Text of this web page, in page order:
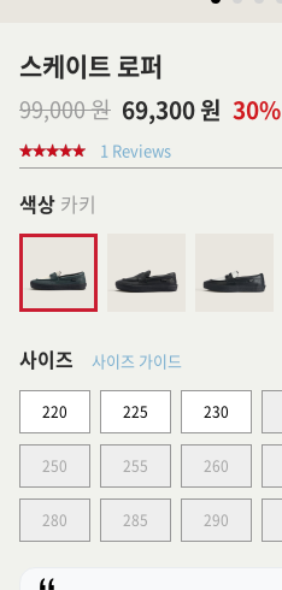
스케이트 로퍼
99,000 원 69,300 원 30%
1 Reviews
색상 카키
사이즈 사이즈 가이드
220 225 230
250 255 260
280 285 290